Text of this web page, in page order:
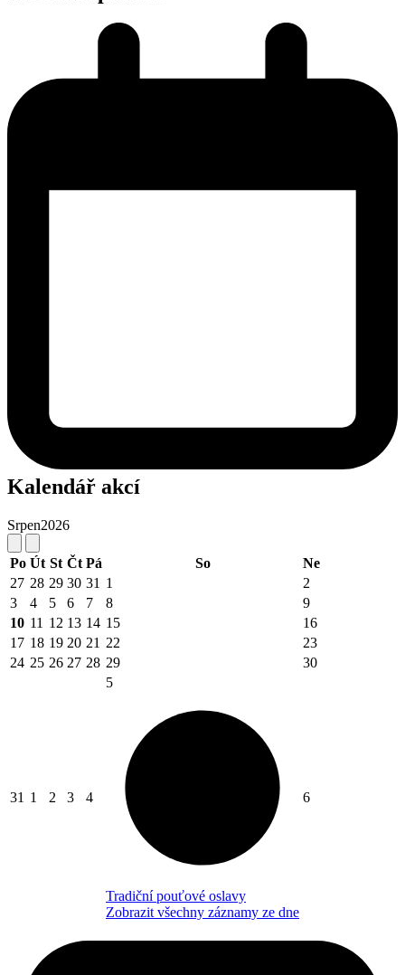
Kalendář akcí
Srpen2026
Po Út St Čt Pá So
Ne
27 28 29 30 31 1
2
3
4 5 6 7 8
9
10 11 12 13 14 15
16
17 18 19 20 21 22
23
24 25 26 27 28 29 30
31 1 2 3 4
5
Tradiční pouťové oslavy
Zobrazit všechny záznamy ze dne
6